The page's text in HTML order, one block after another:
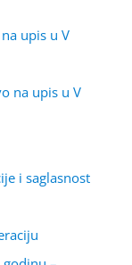
upis u V
na upis u V
i saglasnost